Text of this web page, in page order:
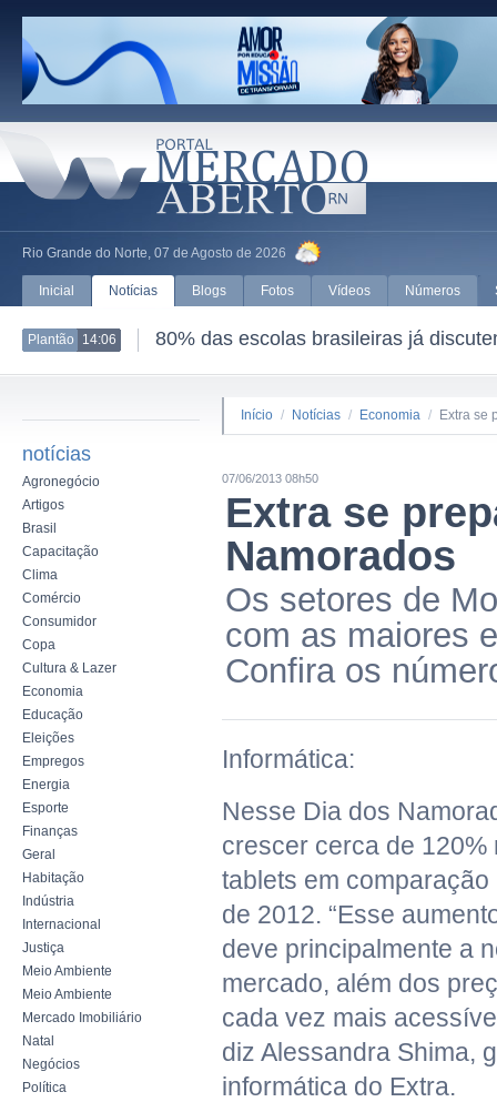
Rio Grande do Norte, 07 de Agosto de 2026
Inicial Notícias Blogs Fotos Vídeos Números
Plantão 14:06 80% das escolas brasileiras já
notícias
Agronegócio
Artigos
Brasil
Capacitação
Clima
Comércio
Consumidor
Copa
Cultura & Lazer
Economia
Educação
Eleições
Empregos
Energia
Esporte
Finanças
Geral
Habitação
Indústria
Internacional
Justiça
Meio Ambiente
Meio Ambiente
Mercado Imobiliário
Natal
Negócios
Política
Início / Notícias / Economia / Extra se
07/06/2013 08h50
Extra se
Namorados
Os setores de
com as maiores
Confira os
Informática:
Nesse Dia dos
crescer cerca de 120%
tablets em
de 2012. “Esse
deve principalmente a
mercado, além dos
cada vez mais
diz Alessandra Shima,
informática do Extra.